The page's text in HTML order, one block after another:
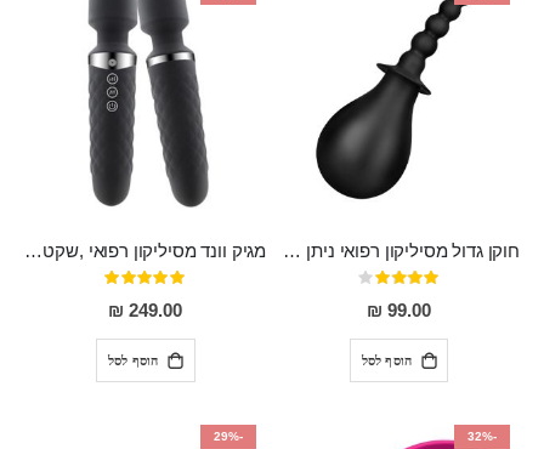
חוקן גדול מסיליקון רפואי ניתן לשימוש גם כפלאג וגם כחרוזים אנאלים
דירוג:
80%
99.00 ₪
הוסף לסל
מגיק וונד מסיליקון רפואי ,שקט במיוחד, נטען בעל 10 מהירויות שונות "Erna"
דירוג:
100%
249.00 ₪
הוסף לסל
-32%
-29%